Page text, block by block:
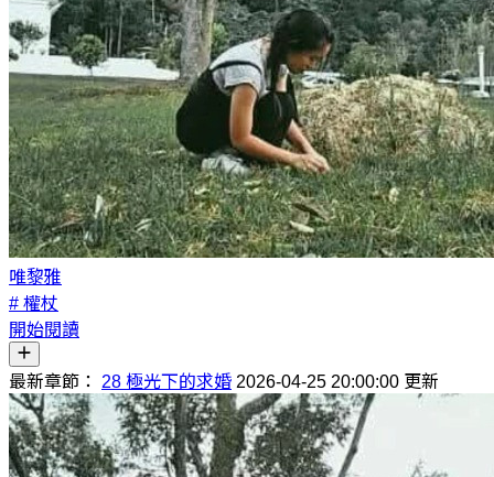
唯黎雅
# 權杖
開始閱讀
最新章節： 28 極光下的求婚 2026-04-25 20:00:00 更新